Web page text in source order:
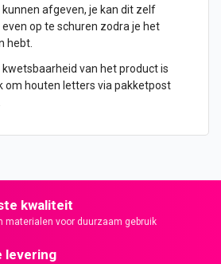
afgeven, je kan dit zelf
op te schuren zodra je het
hebt.
kwetsbaarheid van het product is
om houten letters via pakketpost
kwaliteit
materialen voor duurzaam gebruik
levering